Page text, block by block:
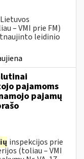
– VMI prie FM)
leidinio
pajamoms
pajamų
inspekcijos prie
(toliau – VMI